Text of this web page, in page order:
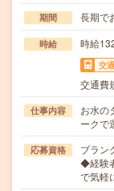
期間 長期で
時給 時給
交
交通費
仕事内容
お水の
ークで
応募資格
ブラン
◆経験
で気軽